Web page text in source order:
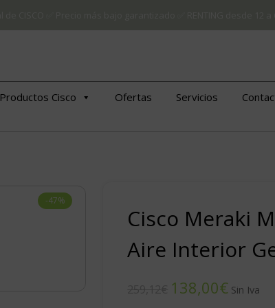
Productos Cisco Ofertas Servicios
-47%
Cisco Meraki
Aire Interior
138,00€